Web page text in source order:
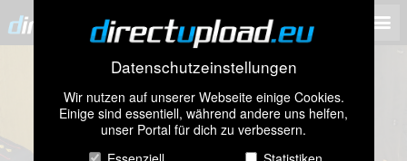
Datenschutzeinstellungen
Wir nutzen auf unserer Webseite einige Cookies.
Einige sind essentiell, während andere uns helfen,
unser Portal für dich zu verbessern.